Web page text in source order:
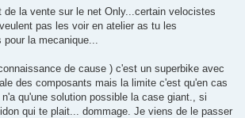
de la vente sur le net Only...certain velocistes
pas les voir en atelier as tu les
la mecanique...
de cause ) c'est un superbike avec
des composants mais la limite c'est qu'en cas
qu'une solution possible la case giant., si
qui te plait... dommage. Je viens de le passer